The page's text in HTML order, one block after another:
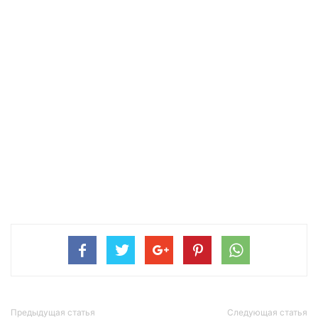
Предыдущая статья Следующая статья